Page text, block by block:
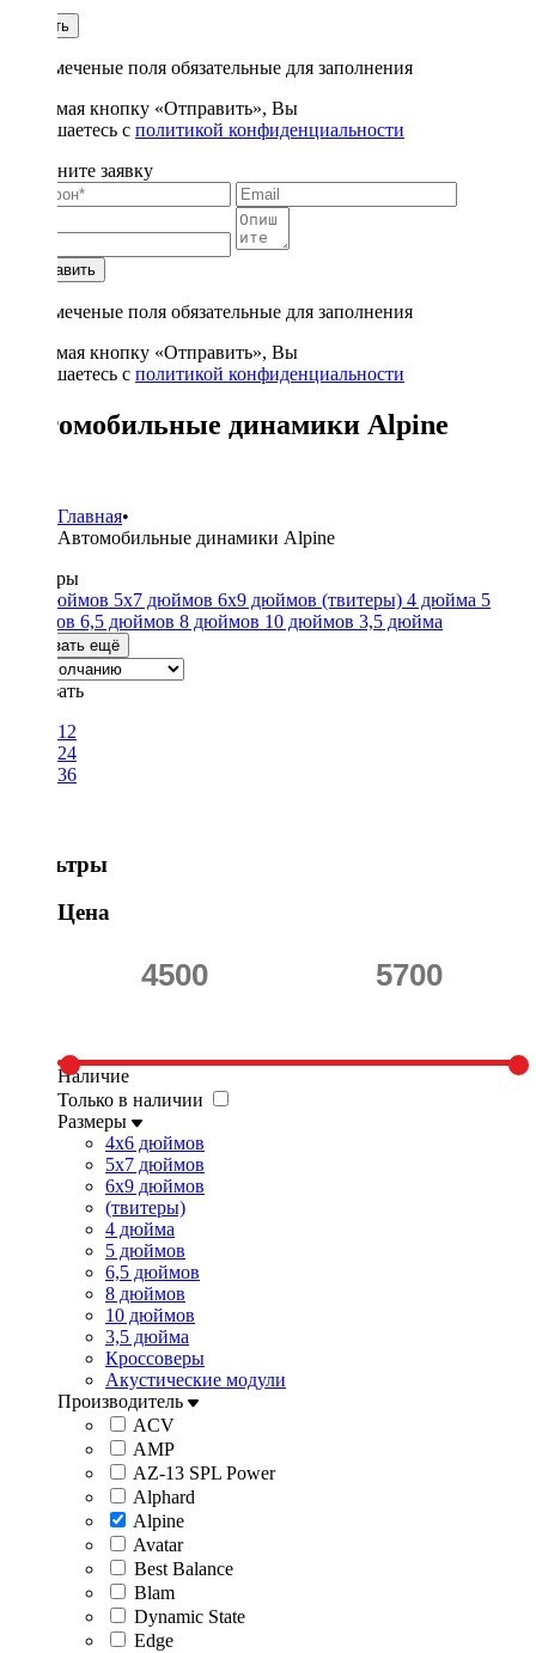
Купить
* - отмеченые поля обязательные для заполнения
Нажимая кнопку «Отправить», Вы
соглашаетесь с политикой конфиденциальности
Заполните заявку
Отправить
* - отмеченые поля обязательные для заполнения
Нажимая кнопку «Отправить», Вы
соглашаетесь с политикой конфиденциальности
Автомобильные динамики Alpine
Главная•
Автомобильные динамики Alpine
Размеры
4x6 дюймов 5x7 дюймов 6x9 дюймов (твитеры) 4 дюйма 5
дюймов 6,5 дюймов 8 дюймов 10 дюймов 3,5 дюйма
Показать ещё
Показать
12
24
36
Фильтры
Цена
Наличие
Только в наличии
Размеры
4x6 дюймов
5x7 дюймов
6x9 дюймов
(твитеры)
4 дюйма
5 дюймов
6,5 дюймов
8 дюймов
10 дюймов
3,5 дюйма
Кроссоверы
Акустические модули
Производитель
ACV
AMP
AZ-13 SPL Power
Alphard
Alpine
Avatar
Best Balance
Blam
Dynamic State
Edge